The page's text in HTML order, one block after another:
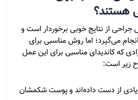
هستند؟
جراحی از نتایج خوبی برخوردار است و
می‌گیرد؛ اما روش مناسبی برای
که کاندیدای مناسبی برای این عمل
زیر است:
از دست داده‌اند و پوست شکمشان